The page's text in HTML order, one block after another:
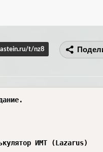
t/nz8
ИМТ (Lazarus)